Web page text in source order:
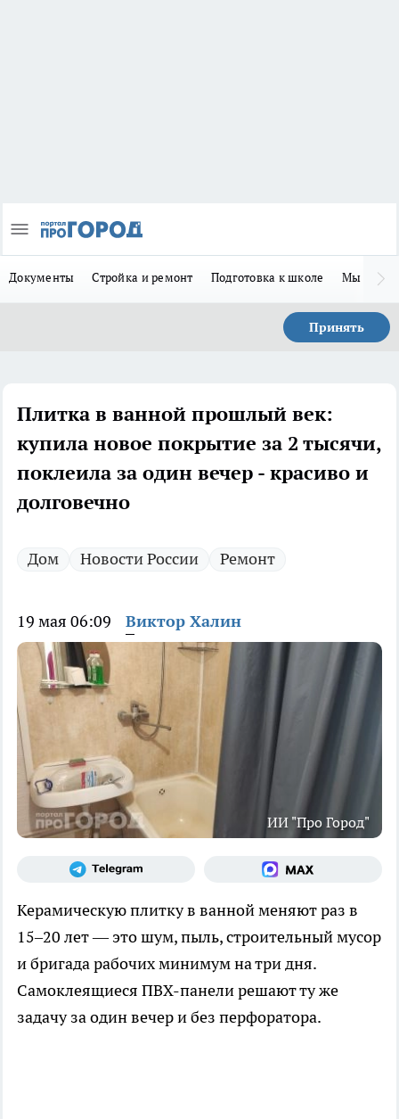
Документы Стройка и ремонт Подготовка к школе Мы в MAX
Принять
Плитка в ванной прошлый век:
купила новое покрытие за 2 тысячи,
поклеила за один вечер - красиво и
долговечно
Дом Новости России Ремонт
19 мая 06:09 Виктор Халин
ИИ "Про Город"
Керамическую плитку в ванной меняют раз в
15–20 лет — это шум, пыль, строительный мусор
и бригада рабочих минимум на три дня.
Самоклеящиеся ПВХ-панели решают ту же
задачу за один вечер и без перфоратора.